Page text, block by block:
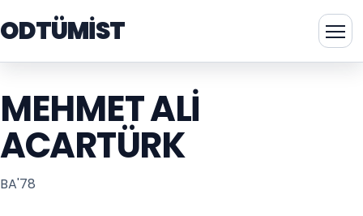
ODTÜMİST
MEHMET ALI
ACARTÜRK
BA'78